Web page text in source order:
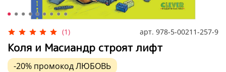
(1) арт. 978-5-00211-257-9
Коля и Масиандр строят лифт
-20% промокодЛЮБОВЬ